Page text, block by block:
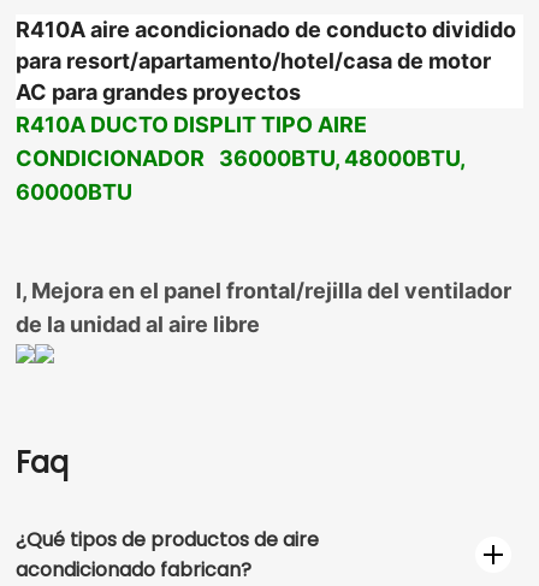
R410A aire acondicionado de conducto dividido
para resort/apartamento/hotel/casa de motor
AC para grandes proyectos
R410A DUCTO DISPLIT TIPO AIRE
CONDICIONADOR 36000BTU, 48000BTU,
60000BTU
I, Mejora en el panel frontal/rejilla del ventilador
de la unidad al aire libre
Faq
¿Qué tipos de productos de aire
acondicionado fabrican?